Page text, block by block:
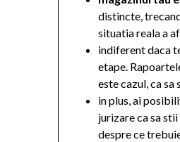
distincte,
situatia reala a
indiferent daca
etape.
este cazul, ca
in plus, ai
jurizare ca sa
despre ce